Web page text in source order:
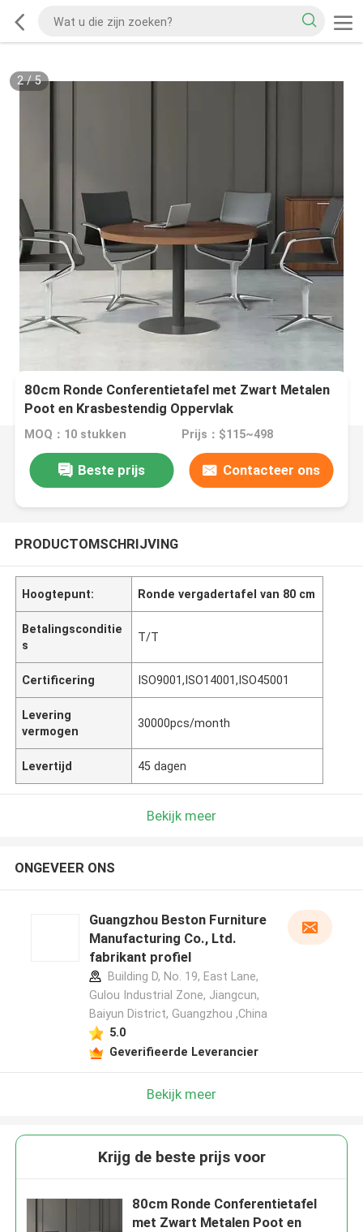
2/5
80cm Ronde Conferentietafel met Zwart Metalen
Poot en Krasbestendig Oppervlak
MOQ：10 stukken Prijs：$115~498
Beste prijs Contacteer ons
PRODUCTOMSCHRIJVING
Hoogtepunt: Ronde vergadertafel van 80 cm
Betalingsconditie
s
T/T
Certificering ISO9001,ISO14001,ISO45001
Levering
vermogen
30000pcs/month
Levertijd 45 dagen
Bekijk meer
ONGEVEER ONS
Guangzhou Beston Furniture
Manufacturing Co., Ltd.
fabrikant profiel
Building D, No. 19, East Lane,
Gulou Industrial Zone, Jiangcun,
Baiyun District, Guangzhou ,China
5.0
Geverifieerde Leverancier
Bekijk meer
Krijg de beste prijs voor
80cm Ronde Conferentietafel
met Zwart Metalen Poot en